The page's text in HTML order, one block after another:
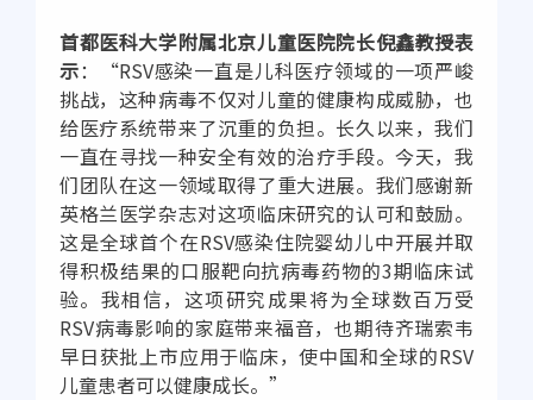
首都医科大学附属北京儿童医院院长倪鑫教授表
示：“RSV感染一直是儿科医疗领域的一项严峻
挑战，这种病毒不仅对儿童的健康构成威胁，也
给医疗系统带来了沉重的负担。长久以来，我们
一直在寻找一种安全有效的治疗手段。今天，我
们团队在这一领域取得了重大进展。我们感谢新
英格兰医学杂志对这项临床研究的认可和鼓励。
这是全球首个在RSV感染住院婴幼儿中开展并取
得积极结果的口服靶向抗病毒药物的3期临床试
验。我相信，这项研究成果将为全球数百万受
RSV病毒影响的家庭带来福音，也期待齐瑞索韦
早日获批上市应用于临床，使中国和全球的RSV
儿童患者可以健康成长。”